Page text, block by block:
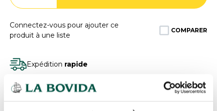
Connectez-vous pour ajouter ce
produit à une liste
COMPARER
Expédition rapide